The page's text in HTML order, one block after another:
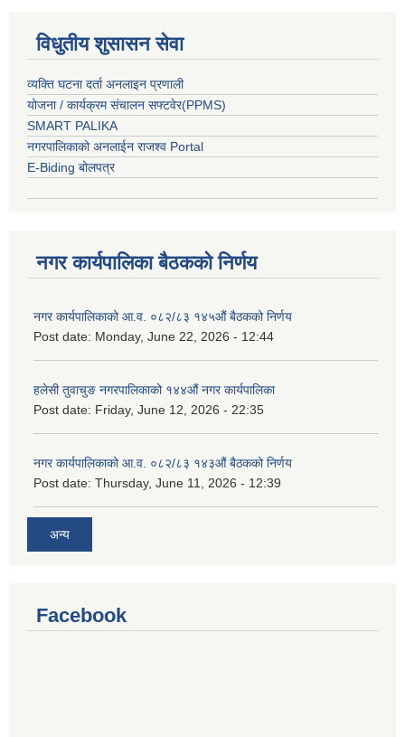
विधुतीय शुसासन सेवा
व्यक्ति घटना दर्ता अनलाइन प्रणाली
योजना / कार्यक्रम संचालन सफ्टवेर(PPMS)
SMART PALIKA
नगरपालिकाको अनलाईन राजश्व Portal
E-Biding बोलपत्र
नगर कार्यपालिका बैठकको निर्णय
नगर कार्यपालिकाको आ.व. ०८२/८३ १४५औं बैठकको निर्णय
Post date: Monday, June 22, 2026 - 12:44
हलेसी तुवाचुङ नगरपालिकाको १४४औं नगर कार्यपालिका
Post date: Friday, June 12, 2026 - 22:35
नगर कार्यपालिकाको आ.व. ०८२/८३ १४३औं बैठकको निर्णय
Post date: Thursday, June 11, 2026 - 12:39
अन्य
Facebook